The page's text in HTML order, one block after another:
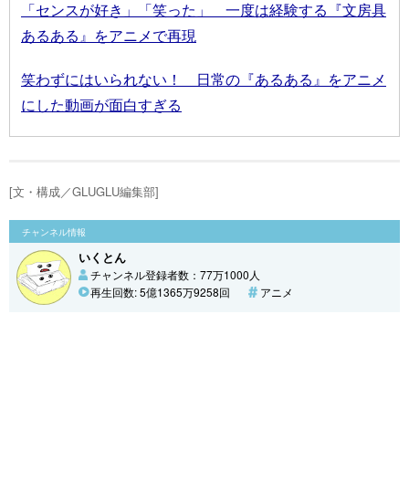
「センスが好き」「笑った」 一度は経験する『文房具
あるある』をアニメで再現
笑わずにはいられない！ 日常の『あるある』をアニメ
にした動画が面白すぎる
[文・構成／GLUGLU編集部]
チャンネル情報
いくとん
チャンネル登録者数：77万1000人
再生回数: 5億1365万9258回
アニメ